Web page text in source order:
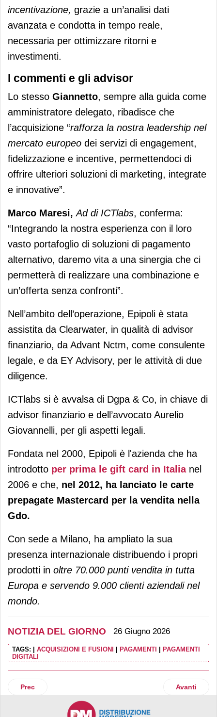
incentivazione, grazie a un’analisi dati
avanzata e condotta in tempo reale,
necessaria per ottimizzare ritorni e
investimenti.
I commenti e gli advisor
Lo stesso Giannetto, sempre alla guida come
amministratore delegato, ribadisce che
l’acquisizione “rafforza la nostra leadership nel
mercato europeo dei servizi di engagement,
fidelizzazione e incentive, permettendoci di
offrire ulteriori soluzioni di marketing, integrate
e innovative”.
Marco Maresi, Ad di ICTlabs, conferma:
“Integrando la nostra esperienza con il loro
vasto portafoglio di soluzioni di pagamento
alternativo, daremo vita a una sinergia che ci
permetterà di realizzare una combinazione e
un’offerta senza confronti”.
Nell’ambito dell’operazione, Epipoli è stata
assistita da Clearwater, in qualità di advisor
finanziario, da Advant Nctm, come consulente
legale, e da EY Advisory, per le attività di due
diligence.
ICTlabs si è avvalsa di Dgpa & Co, in chiave di
advisor finanziario e dell’avvocato Aurelio
Giovannelli, per gli aspetti legali.
Fondata nel 2000, Epipoli è l'azienda che ha
introdotto per prima le gift card in Italianel
2006 e che, nel 2012, ha lanciato le carte
prepagate Mastercard per la vendita nella
Gdo.
Con sede a Milano, ha ampliato la sua
presenza internazionale distribuendo i propri
prodotti in oltre 70.000 punti vendita in tutta
Europa e servendo 9.000 clienti aziendali nel
mondo.
NOTIZIA DEL GIORNO 26 Giugno 2026
TAGS: ACQUISIZIONI E FUSIONI PAGAMENTI
PAGAMENTI
DIGITALI
Articolo precedente: Coop Reno: 7 supermercati a
Prec Articolo
Avanti